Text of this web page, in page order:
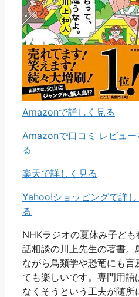
Amazonで詳しく見る
Amazonで口コミ レビュー
る
楽天で詳しく見る
Yahoo!ショッピングで詳し
る
NHKラジオの夏休み子ども
話相談の川上先生の著書。
ながら鳥類学や恐竜にも言
ても楽しいです。専門用語
なくそうという工夫が随所